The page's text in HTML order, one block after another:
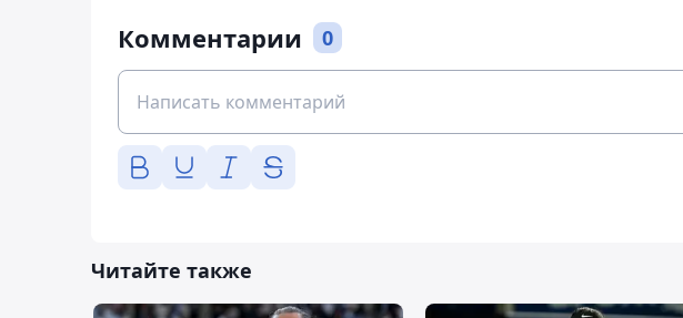
Комментарии 0
Читайте также